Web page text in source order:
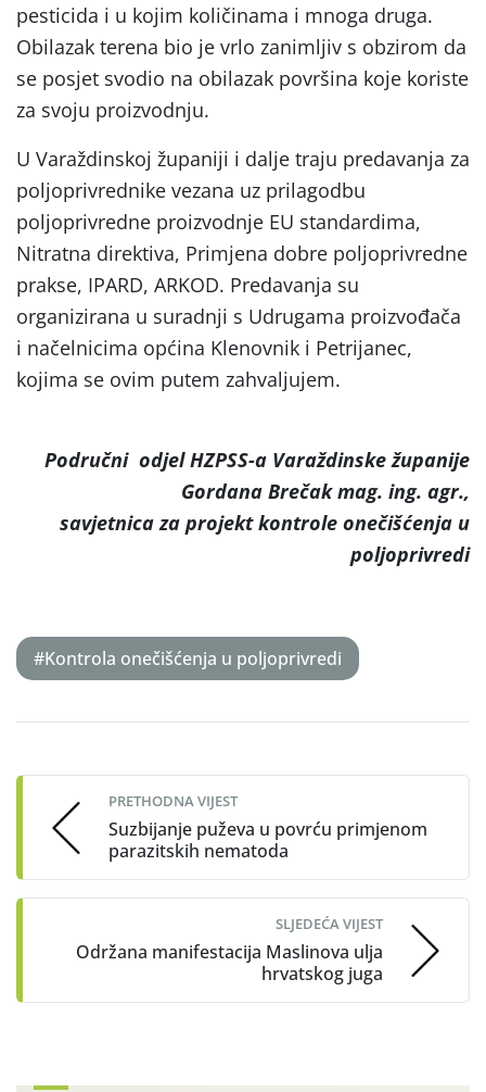
pesticida i u kojim količinama i mnoga druga.
Obilazak terena bio je vrlo zanimljiv s obzirom da
se posjet svodio na obilazak površina koje koriste
za svoju proizvodnju.
U Varaždinskoj županiji i dalje traju predavanja za
poljoprivrednike vezana uz prilagodbu
poljoprivredne proizvodnje EU standardima,
Nitratna direktiva, Primjena dobre poljoprivredne
prakse, IPARD, ARKOD. Predavanja su
organizirana u suradnji s Udrugama proizvođača
i načelnicima općina Klenovnik i Petrijanec,
kojima se ovim putem zahvaljujem.
Područni odjel HZPSS-a Varaždinske županije
Gordana Brečak mag. ing. agr.,
savjetnica za projekt kontrole onečišćenja u
poljoprivredi
#Kontrola onečišćenja u poljoprivredi
navigation
PRETHODNA VIJEST
Suzbijanje puževa u povrću primjenom
parazitskih nematoda
SLJEDEĆA VIJEST
Održana manifestacija Maslinova ulja
hrvatskog juga